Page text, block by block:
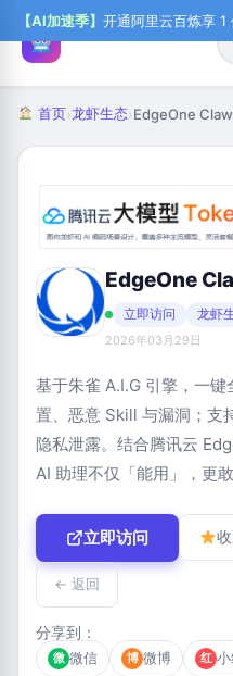
【AI加速季】 开通阿里云百炼享 1 亿+ tokens，Qwen3.7 限时 5
首页›龙虾生态›EdgeOne
EdgeOne
立即访问 龙虾
2026年03月29日
基于朱雀 A.I.G 引擎，一
置、恶意 Skill 与漏洞；支
隐私泄露。结合腾讯云
AI 助理不仅「能用」，更
立即访问
← 返回
分享到：
微 微信 博 微博 红